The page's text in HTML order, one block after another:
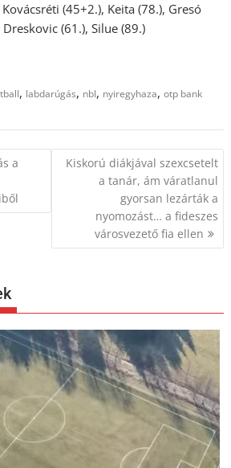
(45+2.), Keita (78.), Gresó
(61.), Silue (89.)
, labdarúgás, nbI, nyiregyhaza,otp bank
a
Kiskorú diákjával szexcsetelt
a tanár, ám váratlanul
gyorsan lezárták a
nyomozást… a fideszes
városvezető fia ellen